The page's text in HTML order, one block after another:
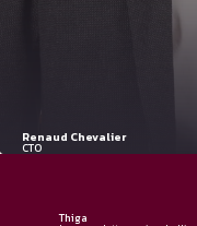
Renaud Chevalier
CTO
Thiga